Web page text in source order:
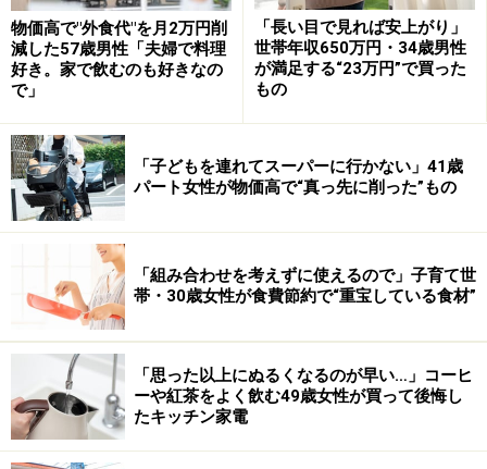
上記で紹介した金額は年収の額面で手取り額ではありま
せん。支給額から、厚生年金保険料や健康保険料、雇用
れば、介護保険に加入することになるため、少し年収が
上がったといっても手取りはほとんど変わらずという状
況も考えられるのではないでしょうか。
40代、50代の女性が収入をアップするに
は？
収入アップを狙う人の中には「転職」という選択肢を検
討する人がいるかもしれませんが、20～30代に比べると
求人数自体が少ない場合があります。また、高いスキル
を求められる場合もあります。自身の今までのキャリア
を振り返り、新しい組織で相応の成果が出せるか客観的
物価高で"外食代"を月2万円削
減した57歳男性「夫婦で料理
好き。家で飲むのも好きなの
で」
「長い目で見れば安上がり」
世帯年収650万円・34歳男性
が満足する“23万円”で買った
もの
「子どもを連れてスーパーに行かない」41歳
パート女性が物価高で“真っ先に削った”もの
「組み合わせを考えずに使えるので」子育て世
帯・30歳女性が食費節約で“重宝している食材”
「思った以上にぬるくなるのが早い…」コーヒ
ーや紅茶をよく飲む49歳女性が買って後悔し
たキッチン家電